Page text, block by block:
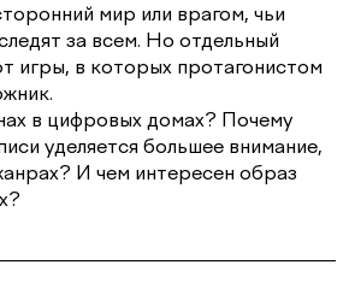
мир или врагом, чьи
за всем. Но отдельный
игры, в которых протагонистом
в цифровых домах? Почему
уделяется большее внимание,
И чем интересен образ